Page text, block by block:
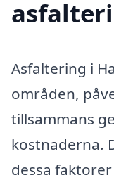
Asfaltering i
områden,
tillsammans
kostnaderna.
dessa